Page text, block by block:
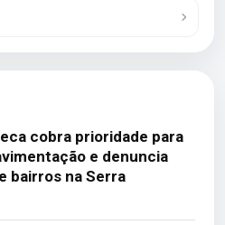
cobra prioridade para
e denuncia
bairros na Serra